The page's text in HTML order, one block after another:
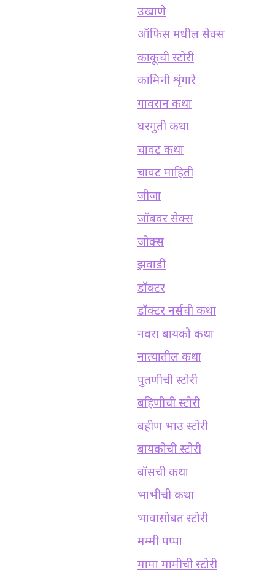
उखाणे
ऑफिस मधील सेक्स
काकूची स्टोरी
कामिनी शृंगारे
गावरान कथा
घरगुती कथा
चावट कथा
चावट माहिती
जीजा
जॉबवर सेक्स
जोक्स
झवाडी
डॉक्टर
डॉक्टर नर्सची कथा
नवरा बायको कथा
नात्यातील कथा
पुतणीची स्टोरी
बहिणीची स्टोरी
बहीण भाउ स्टोरी
बायकोची स्टोरी
बॉसची कथा
भाभीची कथा
भावासोबत स्टोरी
मम्मी पप्पा
मामा मामीची स्टोरी